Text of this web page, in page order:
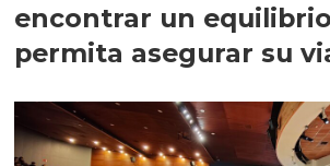
encontrar un
permita asegurar su